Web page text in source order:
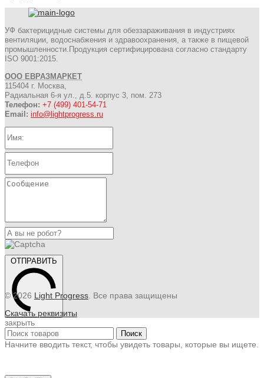
УФ бактерицидные системы для обеззараживания в индустриях
вентиляции, водоснабжения и здравоохранения, а также в пищевой
промышленности.Продукция сертифицирована согласно стандарту
ISO 9001:2015.
ООО ЕВРАЗМАРКЕТ
115404 г. Москва,
Радиальная 6-я ул., д.5. корпус 3, пом. 273
Телефон: +7 (499) 401-54-71
Email: info@lightprogress.ru
ОТПРАВИТЬ
© 2026 Light Progress . Все права защищены
Скачать реквизиты
закрыть
Поиск
Начните вводить текст, чтобы увидеть товары, которые вы ищете.